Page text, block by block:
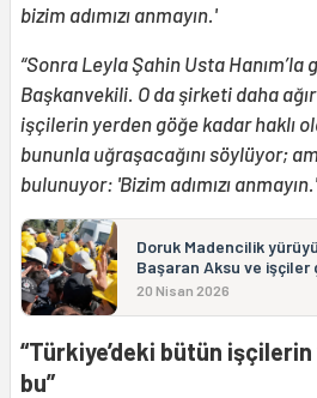
bizim adımızı anmayın.'
“Sonra Leyla Şahin Usta Hanım’la
Başkanvekili. O da şirketi daha
işçilerin yerden göğe kadar haklı
bununla uğraşacağını söylüyor;
bulunuyor: 'Bizim adımızı anmayın.'
Doruk Madencilik
Başaran Aksu ve işçiler
20 Nisan 2026
“Türkiye’deki bütün işçilerin
bu”